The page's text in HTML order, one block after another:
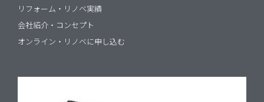
リフォーム・リノベ実績
会社紹介・コンセプト
オンライン・リノベに申し込む